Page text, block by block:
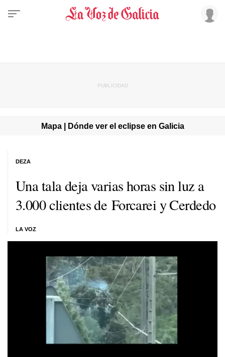
Mapa | Dónde ver el eclipse en Galicia
Una tala deja varias horas sin luz a
3.000 clientes de Forcarei y Cerdedo
LA VOZ
DEZA